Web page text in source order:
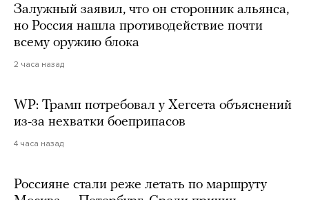
Залужный заявил, что он сторонник альянса,
но Россия нашла противодействие почти
всему оружию блока
2 часа назад
WP: Трамп потребовал у Хегсета объяснений
из-за нехватки боеприпасов
4 часа назад
Россияне стали реже летать по маршруту